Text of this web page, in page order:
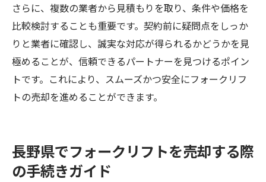
さらに、複数の業者から見積もりを取り、条件や価格を
比較検討することも重要です。契約前に疑問点をしっか
りと業者に確認し、誠実な対応が得られるかどうかを見
極めることが、信頼できるパートナーを見つけるポイン
トです。これにより、スムーズかつ安全にフォークリフ
トの売却を進めることができます。
長野県でフォークリフトを売却する際
の手続きガイド